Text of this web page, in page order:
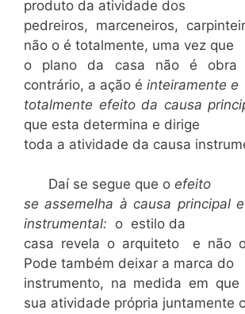
produto da atividade dos
pedreiros, marceneiros,
não o é totalmente, uma vez que
o plano da casa não é
contrário, a ação é inteiramente e
totalmente efeito da causa
que esta determina e dirige
toda a atividade da causa
Daí se segue que o efeito
se assemelha à causa principal
instrumental: o estilo da
casa revela o arquiteto e não
Pode também deixar a marca do
instrumento, na medida em que
sua atividade própria juntamente